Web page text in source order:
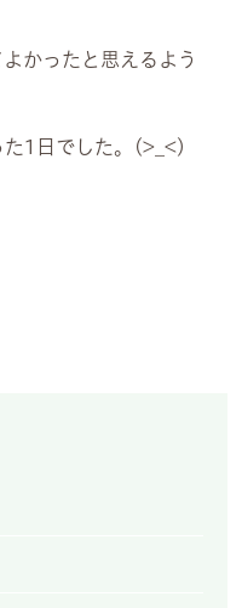
かったと思えるよう
た1日でした。(>_<)